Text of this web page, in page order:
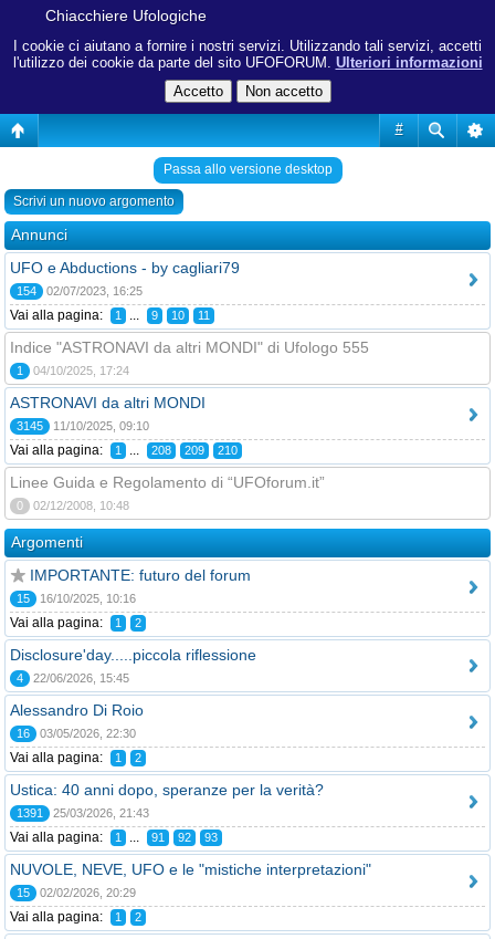
I cookie ci aiutano a fornire i nostri servizi. Utilizzando tali servizi, accetti
l'utilizzo dei cookie da parte del sito UFOFORUM. Ulteriori informazioni
#
Chiacchiere Ufologiche
Passa allo versione desktop
Scrivi un nuovo argomento
Annunci
UFO e Abductions - by cagliari79
154 02/07/2023, 16:25
Vai alla pagina: 1 ... 9 10 11
Indice "ASTRONAVI da altri MONDI" di Ufologo 555
1 04/10/2025, 17:24
ASTRONAVI da altri MONDI
3145 11/10/2025, 09:10
Vai alla pagina: 1 ... 208 209 210
Linee Guida e Regolamento di “UFOforum.it”
0 02/12/2008, 10:48
Argomenti
IMPORTANTE: futuro del forum
15 16/10/2025, 10:16
Vai alla pagina: 1 2
Disclosure'day.....piccola riflessione
4 22/06/2026, 15:45
Alessandro Di Roio
16 03/05/2026, 22:30
Vai alla pagina: 1 2
Ustica: 40 anni dopo, speranze per la verità?
1391 25/03/2026, 21:43
Vai alla pagina: 1 ... 91 92 93
NUVOLE, NEVE, UFO e le "mistiche interpretazioni"
15 02/02/2026, 20:29
Vai alla pagina: 1 2